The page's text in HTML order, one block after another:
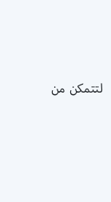
لتتمكن من